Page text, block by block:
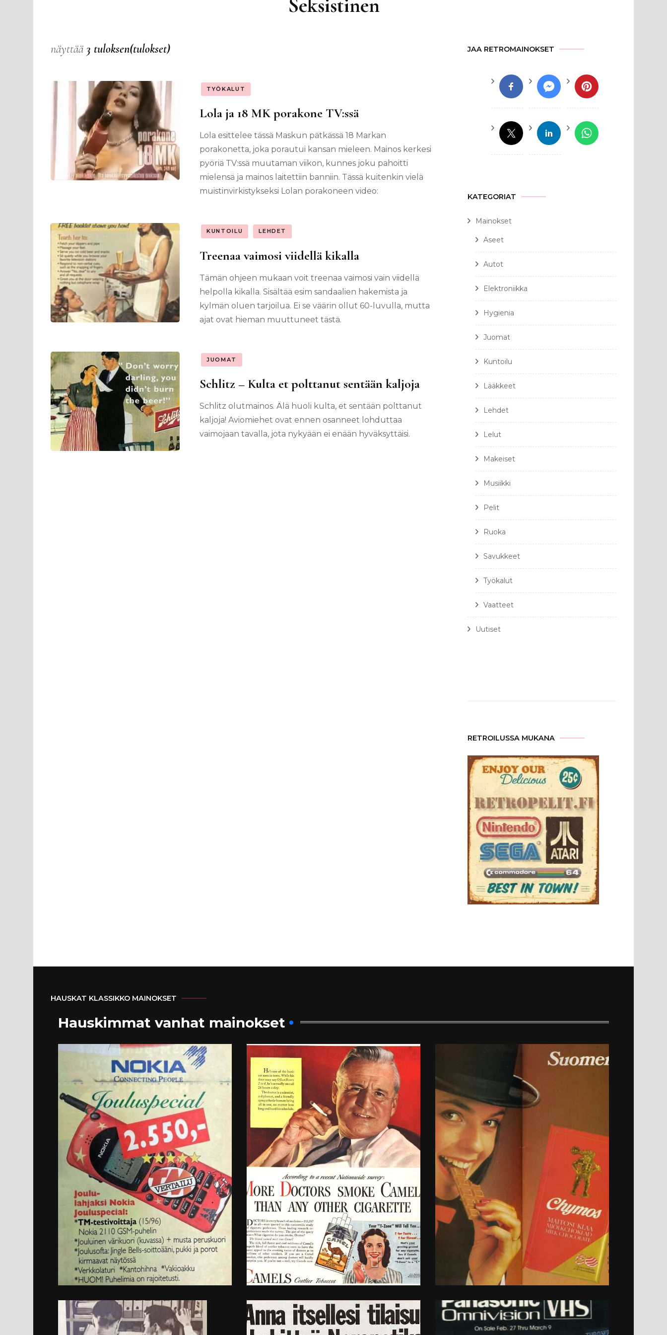
näyttää 3 tuloksen(tulokset)
TYÖKALUT
Lola ja 18 MK porakone TV:ssä
Lola esittelee tässä Maskun pätkässä 18 Markan
porakonetta, joka porautui kansan mieleen. Mainos kerkesi
pyöriä TV:ssä muutaman viikon, kunnes joku pahoitti
mielensä ja mainos laitettiin banniin. Tässä kuitenkin vielä
muistinvirkistykseksi Lolan porakoneen video:
KUNTOILU LEHDET
Treenaa vaimosi viidellä kikalla
Tämän ohjeen mukaan voit treenaa vaimosi vain viidellä
helpolla kikalla. Sisältää esim sandaalien hakemista ja
kylmän oluen tarjoilua. Ei se väärin ollut 60-luvulla, mutta
ajat ovat hieman muuttuneet tästä.
JUOMAT
Schlitz – Kulta et polttanut sentään kaljoja
Schlitz olutmainos. Älä huoli kulta, et sentään polttanut
kaljoja! Aviomiehet ovat ennen osanneet lohduttaa
vaimojaan tavalla, jota nykyään ei enään hyväksyttäisi.
JAA RETROMAINOKSET
KATEGORIAT
Mainokset
Aseet
Autot
Elektroniikka
Hygienia
Juomat
Kuntoilu
Lääkkeet
Lehdet
Lelut
Makeiset
Musiikki
Pelit
Ruoka
Savukkeet
Työkalut
Vaatteet
Uutiset
RETROILUSSA MUKANA
HAUSKAT KLASSIKKO MAINOKSET
Hauskimmat vanhat mainokset